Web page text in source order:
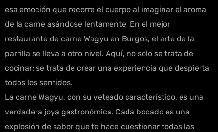
esa emoción que recorre el cuerpo al imaginar el aroma
de la carne asándose lentamente. En el mejor
restaurante de carne Wagyu en Burgos, el arte de la
parrilla se lleva a otro nivel. Aquí, no solo se trata de
cocinar; se trata de crear una experiencia que despierta
todos los sentidos.
La carne Wagyu, con su veteado característico, es una
verdadera joya gastronómica. Cada bocado es una
explosión de sabor que te hace cuestionar todas las